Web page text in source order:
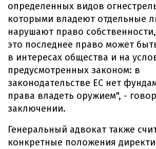
определенных видов
которыми владеют отдельные
нарушают право
это последнее право может
в интересах общества и на
предусмотренных законом: в
законодательстве ЕС нет
права владеть оружием", -
заключении.
Генеральный адвокат также
конкретные положения